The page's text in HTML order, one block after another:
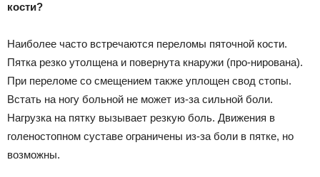
кости?
Наиболее часто встречаются переломы пяточной кости.
Пятка резко утолщена и повернута кнаружи (про-нирована).
При переломе со смещением также уплощен свод стопы.
Встать на ногу больной не может из-за сильной боли.
Нагрузка на пятку вызывает резкую боль. Движения в
голеностопном суставе ограничены из-за боли в пятке, но
возможны.